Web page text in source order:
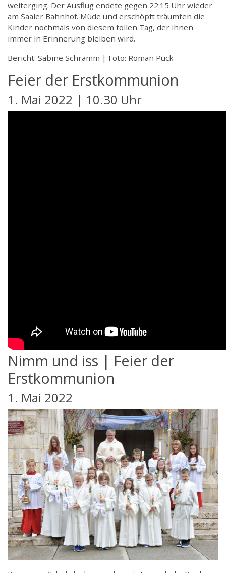
weiterging. Der Ausflug endete gegen 22:15 Uhr wieder
am Saaler Bahnhof. Müde und erschöpft träumten die
Kinder nochmals von diesem tollen Tag, der ihnen
immer in Erinnerung bleiben wird.
Bericht: Sabine Schramm | Foto: Roman Puck
Feier der Erstkommunion
1. Mai 2022 | 10.30 Uhr
Nimm und iss | Feier der
Erstkommunion
1. Mai 2022